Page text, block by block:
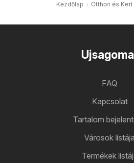
Kezdőlap Otthon és Kert
FAQ
Kapcsolat
Tartalom
Városok listája
Termékek